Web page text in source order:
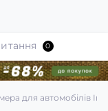
для автомобілів
0